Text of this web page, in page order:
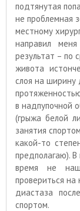
подтянутая
не проблемная
местному
направил
результат – по
живота
слоя на ширину
в надпупочной
(грыжа белой
занятия
какой-то
предполагаю).
время не
провериться на
диастаза
спортом.